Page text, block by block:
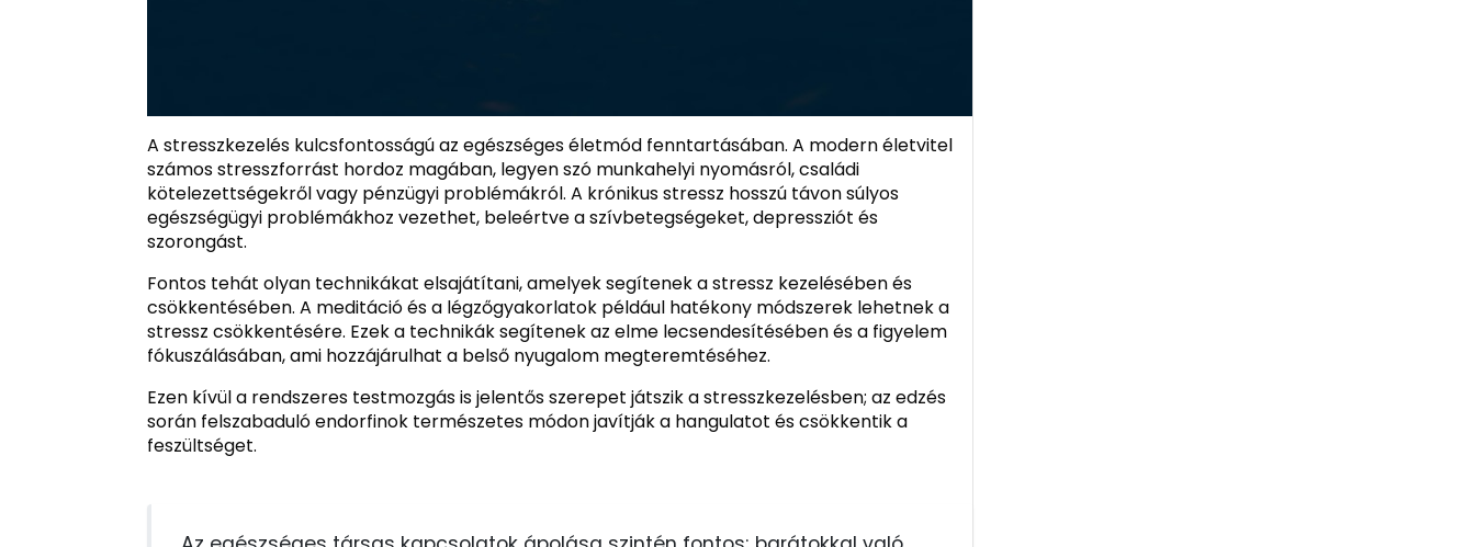
A stresszkezelés kulcsfontosságú az egészséges életmód fenntartásában. A modern életvitel
számos stresszforrást hordoz magában, legyen szó munkahelyi nyomásról, családi
kötelezettségekről vagy pénzügyi problémákról. A krónikus stressz hosszú távon súlyos
egészségügyi problémákhoz vezethet, beleértve a szívbetegségeket, depressziót és
szorongást.
Fontos tehát olyan technikákat elsajátítani, amelyek segítenek a stressz kezelésében és
csökkentésében. A meditáció és a légzőgyakorlatok például hatékony módszerek lehetnek a
stressz csökkentésére. Ezek a technikák segítenek az elme lecsendesítésében és a figyelem
fókuszálásában, ami hozzájárulhat a belső nyugalom megteremtéséhez.
Ezen kívül a rendszeres testmozgás is jelentős szerepet játszik a stresszkezelésben; az edzés
során felszabaduló endorfinok természetes módon javítják a hangulatot és csökkentik a
feszültséget.